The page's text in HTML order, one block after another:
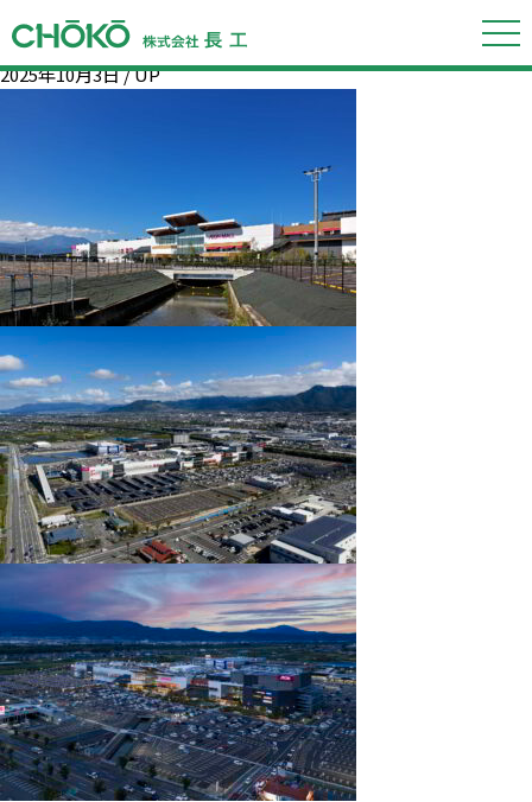
「2025年10月」の記事
「イオンモール須坂」グランドオープン！
2025年10月3日 /UP